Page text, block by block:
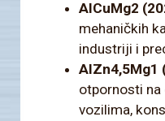
AlCuMg2
mehaničkih
industriji i
AlZn4,5Mg1
otpornosti na
vozilima,